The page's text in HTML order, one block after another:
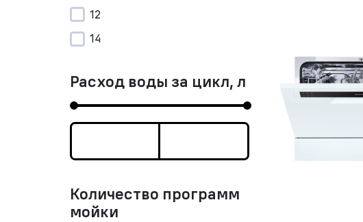
12
14
Расход воды за цикл, л
Количество программ
мойки